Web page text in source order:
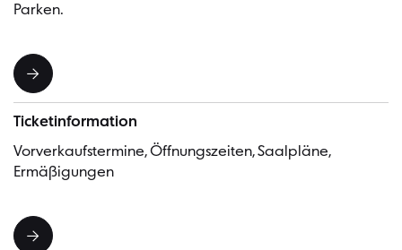
Parken.
Ticketinformation
Vorverkaufstermine, Öffnungszeiten, Saalpläne,
Ermäßigungen